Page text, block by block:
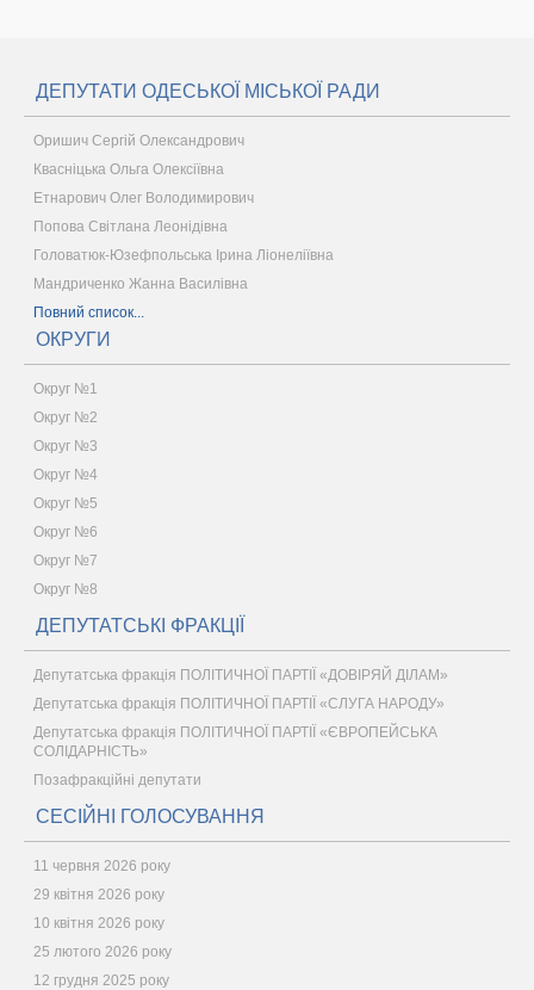
ДЕПУТАТИ ОДЕСЬКОЇ МІСЬКОЇ РАДИ
Оришич Сергій Олександрович
Квасніцька Ольга Олексіївна
Етнарович Олег Володимирович
Попова Світлана Леонідівна
Головатюк-Юзефпольська Ірина Ліонеліївна
Мандриченко Жанна Василівна
Повний список...
ОКРУГИ
Округ №1
Округ №2
Округ №3
Округ №4
Округ №5
Округ №6
Округ №7
Округ №8
ДЕПУТАТСЬКІ ФРАКЦІЇ
Депутатська фракція ПОЛІТИЧНОЇ ПАРТІЇ «ДОВІРЯЙ ДІЛАМ»
Депутатська фракція ПОЛІТИЧНОЇ ПАРТІЇ «СЛУГА НАРОДУ»
Депутатська фракція ПОЛІТИЧНОЇ ПАРТІЇ «ЄВРОПЕЙСЬКА
СОЛІДАРНІСТЬ»
Позафракційні депутати
СЕСІЙНІ ГОЛОСУВАННЯ
11 червня 2026 року
29 квітня 2026 року
10 квітня 2026 року
25 лютого 2026 року
12 грудня 2025 року